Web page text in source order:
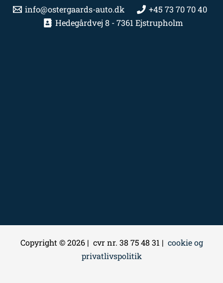
info@ostergaards-auto.dk
+45 73 70 70 40
Hedegårdvej 8 - 7361 Ejstrupholm
Copyright © 2026 | cvr nr. 38 75 48 31 | cookie og
privatlivspolitik